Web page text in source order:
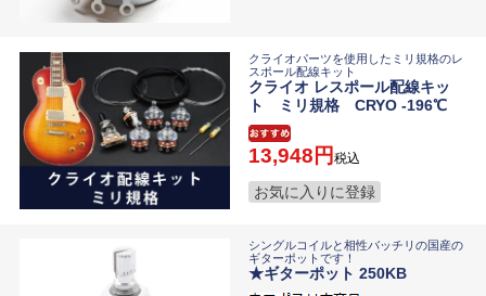
クライオパーツを使用したミリ規格のレ
スポール配線キット
クライオ レスポール配線キッ
ト ミリ規格 CRYO -196℃
13,948 税込
お気に入りに登録
シングルコイルと相性バッチリの国産の
ギターポットです！
★ギターポット 250KB